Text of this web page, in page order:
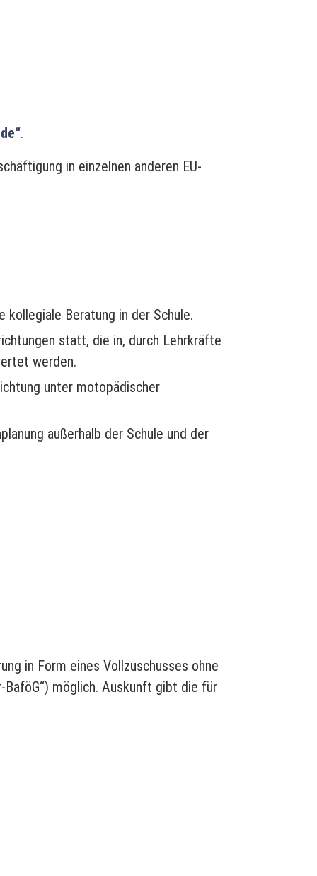
.
in einzelnen anderen EU-
Beratung in der Schule.
statt, die in, durch Lehrkräfte
werden.
unter motopädischer
außerhalb der Schule und der
in Form eines Vollzuschusses ohne
BaföG“) möglich. Auskunft gibt die für